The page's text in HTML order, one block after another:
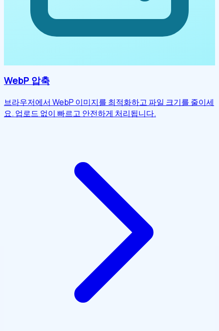
WebP 압축
브라우저에서 WebP 이미지를 최적화하고 파일 크기를 줄이세
요. 업로드 없이 빠르고 안전하게 처리됩니다.